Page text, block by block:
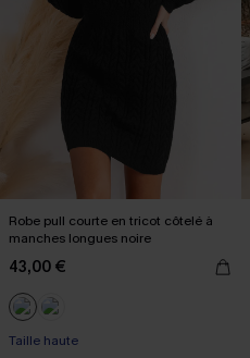
Robe pull courte en tricot côtelé à
manches longues noire
43,00 €
Taille haute